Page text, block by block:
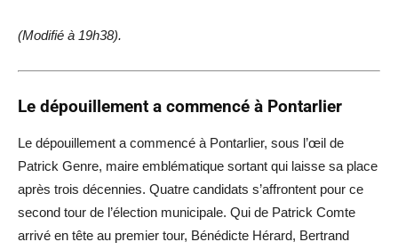
(Modifié à 19h38).
Le dépouillement a commencé à Pontarlier
Le dépouillement a commencé à Pontarlier, sous l’œil de
Patrick Genre, maire emblématique sortant qui laisse sa place
après trois décennies. Quatre candidats s’affrontent pour ce
second tour de l’élection municipale. Qui de Patrick Comte
arrivé en tête au premier tour, Bénédicte Hérard, Bertrand